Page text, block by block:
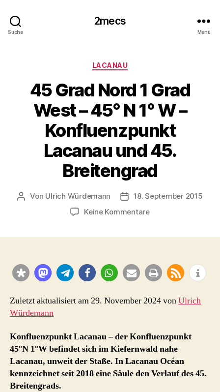
Suche
2mecs
Menü
Kategorien
LACANAU
45 Grad Nord 1 Grad
West – 45° N 1° W –
Konfluenzpunkt
Lacanau und 45.
Breitengrad
Beitragsautor
Von Ulrich Würdemann Beitragsdatum
18. September 2015
Keine Kommentarezu
Grad
West
45°
–
Konfluenzpunkt
Lacanau
und
Zuletzt aktualisiert am 29. November 2024 vonUlrich
Würdemann
Konfluenzpunkt Lacanau – der Konfluenzpunkt
45°N 1°W befindet sich im Kiefernwald nahe
Lacanau, unweit der Staße. In Lacanau Océan
kennzeichnet seit 2018 eine Säule den Verlauf des 45.
Breitengrads.